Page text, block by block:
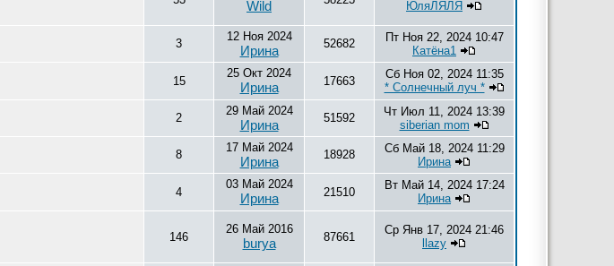
Wild
ЮляЛЯЛЯ
3
12 Ноя 2024
Ирина 52682
Пт Ноя 22, 2024 10:47
Катёна1
15
25 Окт 2024
Ирина 17663
Сб Ноя 02, 2024 11:35
* Солнечный луч *
2
29 Май 2024
Ирина 51592
Чт Июл 11, 2024 13:39
siberian mom
8
17 Май 2024
Ирина 18928
Сб Май 18, 2024 11:29
Ирина
4
03 Май 2024
Ирина 21510
Вт Май 14, 2024 17:24
Ирина
146
26 Май 2016
burya 87661
Ср Янв 17, 2024 21:46
llazy